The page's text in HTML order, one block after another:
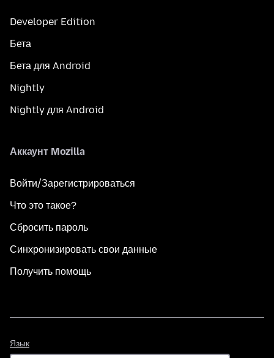
Developer Edition
Бета
Бета для Android
Nightly
Nightly для Android
Аккаунт Mozilla
Войти/Зарегистрироваться
Что это такое?
Сбросить пароль
Синхронизировать свои данные
Получить помощь
Язык